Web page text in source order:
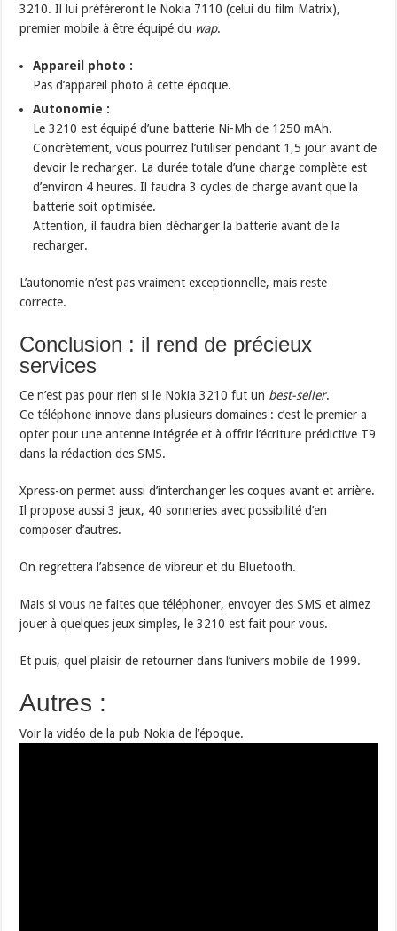
3210. Il lui préféreront le Nokia 7110 (celui du film Matrix),
premier mobile à être équipé du wap.
Appareil photo :
Pas d’appareil photo à cette époque.
Autonomie :
Le 3210 est équipé d’une batterie Ni-Mh de 1250 mAh.
Concrètement, vous pourrez l’utiliser pendant 1,5 jour avant de
devoir le recharger. La durée totale d’une charge complète est
d’environ 4 heures. Il faudra 3 cycles de charge avant que la
batterie soit optimisée.
Attention, il faudra bien décharger la batterie avant de la
recharger.
L’autonomie n’est pas vraiment exceptionnelle, mais reste
correcte.
Conclusion : il rend de précieux
services
Ce n’est pas pour rien si le Nokia 3210 fut un best-seller.
Ce téléphone innove dans plusieurs domaines : c’est le premier a
opter pour une antenne intégrée et à offrir l’écriture prédictive T9
dans la rédaction des SMS.
Xpress-on permet aussi d’interchanger les coques avant et arrière.
Il propose aussi 3 jeux, 40 sonneries avec possibilité d’en
composer d’autres.
On regrettera l’absence de vibreur et du Bluetooth.
Mais si vous ne faites que téléphoner, envoyer des SMS et aimez
jouer à quelques jeux simples, le 3210 est fait pour vous.
Et puis, quel plaisir de retourner dans l’univers mobile de 1999.
Autres :
Voir la vidéo de la pub Nokia de l’époque.